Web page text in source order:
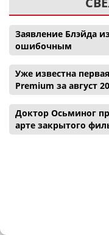
Заявление Блэйда
ошибочным
Уже известна
Premium за август
Доктор Осьминог
арте закрытого